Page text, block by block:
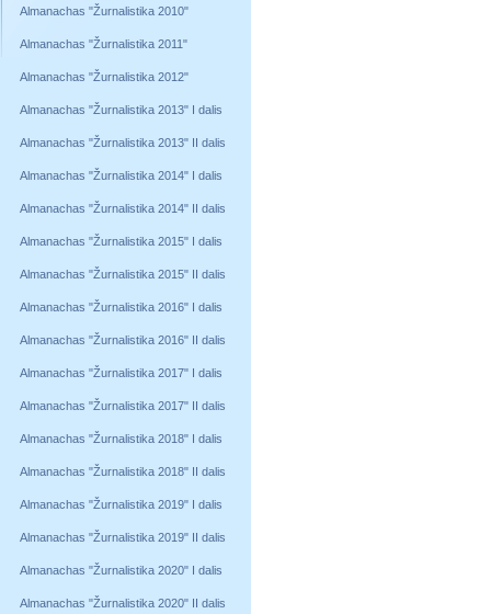
Almanachas "Žurnalistika 2010"
Almanachas "Žurnalistika 2011"
Almanachas "Žurnalistika 2012"
Almanachas "Žurnalistika 2013" I dalis
Almanachas "Žurnalistika 2013" II dalis
Almanachas "Žurnalistika 2014" I dalis
Almanachas "Žurnalistika 2014" II dalis
Almanachas "Žurnalistika 2015" I dalis
Almanachas "Žurnalistika 2015" II dalis
Almanachas "Žurnalistika 2016" I dalis
Almanachas "Žurnalistika 2016" II dalis
Almanachas "Žurnalistika 2017" I dalis
Almanachas "Žurnalistika 2017" II dalis
Almanachas "Žurnalistika 2018" I dalis
Almanachas "Žurnalistika 2018" II dalis
Almanachas "Žurnalistika 2019" I dalis
Almanachas "Žurnalistika 2019" II dalis
Almanachas "Žurnalistika 2020" I dalis
Almanachas "Žurnalistika 2020" II dalis